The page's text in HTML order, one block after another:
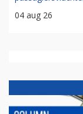
04 aug 26